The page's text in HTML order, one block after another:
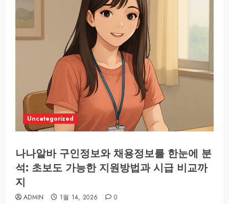
Uncategorized
나나알바 구인정보와 채용정보를 한눈에 분
석: 초보도 가능한 지원방법과 시급 비교까
지
ADMIN 1월 14, 2026 0